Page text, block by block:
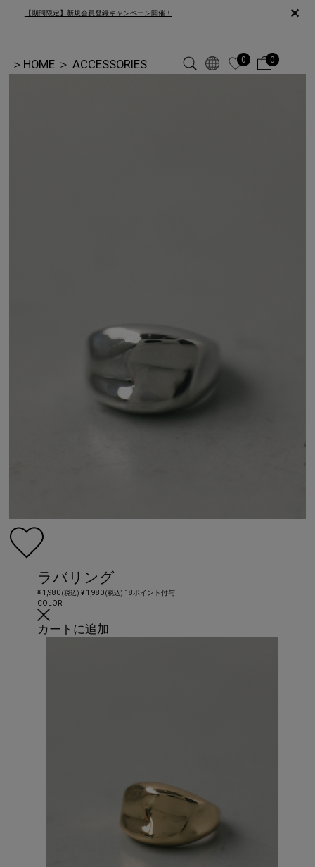
【期間限定】新規会員登録キャンペーン開催！ ×
＞ HOME ＞ ACCESSORIES 0 0
ラバリング
¥ 1,980(税込) ¥ 1,980(税込) 18ポイント付与
COLOR
カートに追加